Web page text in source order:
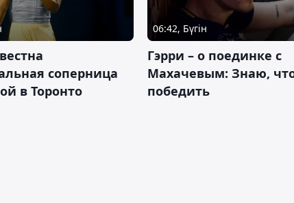
соперница
в Торонто
06:42, Бүгін
Гэрри – о поединке с
Махачевым: Знаю,
победить